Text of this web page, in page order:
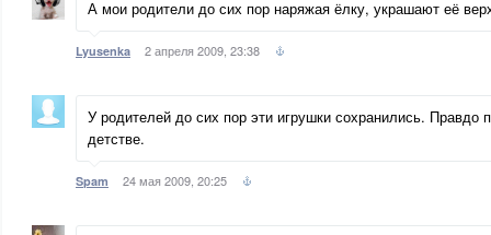
А мои родители до сих пор наряжая ёлку, украшают её
Lyusenka 2 апреля 2009, 23:38
У родителей до сих пор эти игрушки сохранились. Правдо
детстве.
Spam 24 мая 2009, 20:25